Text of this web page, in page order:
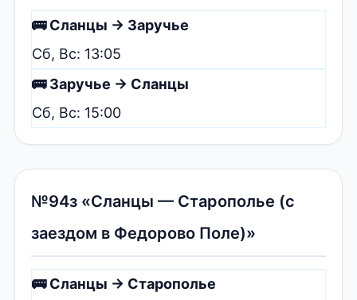
🚌 Сланцы → Заручье
Сб, Вс: 13:05
🚌 Заручье → Сланцы
Сб, Вс: 15:00
№94з «Сланцы — Старополье (с
заездом в Федорово Поле)»
🚌 Сланцы → Старополье